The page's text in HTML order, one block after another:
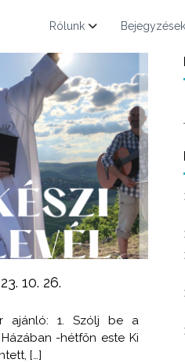
Rólunk Bejegyzések
10. 26.
ajánló: 1. Szólj be a
-hétfőn este Ki
[…]